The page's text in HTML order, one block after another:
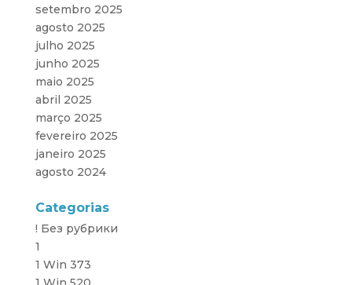
setembro 2025
agosto 2025
julho 2025
junho 2025
maio 2025
abril 2025
março 2025
fevereiro 2025
janeiro 2025
agosto 2024
Categorias
! Без рубрики
1
1 Win 373